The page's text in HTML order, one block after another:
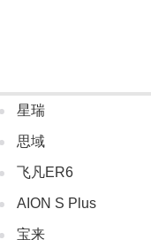
星瑞
思域
飞凡ER6
AION S Plus
宝来